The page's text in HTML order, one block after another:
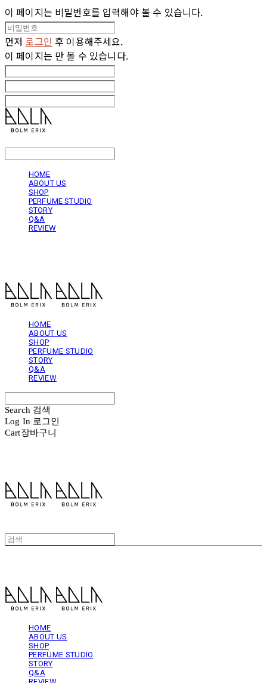
이 페이지는 비밀번호를 입력해야 볼 수 있습니다.
먼저 로그인 후 이용해주세요.
이 페이지는 만 볼 수 있습니다.
HOME
ABOUT US
SHOP
PERFUME STUDIO
STORY
Q&A
REVIEW
HOME
ABOUT US
SHOP
PERFUME STUDIO
STORY
Q&A
REVIEW
Search 검색
Log In 로그인
Cart장바구니
HOME
ABOUT US
SHOP
PERFUME STUDIO
STORY
Q&A